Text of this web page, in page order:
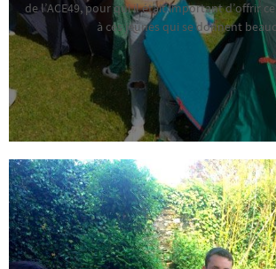
de l’ACE49, pour qui il était important d’offrir
à ces jeunes qui se donnent